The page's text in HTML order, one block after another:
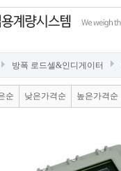
방폭 로드셀&인디게이터
순 낮은가격순 높은가격순